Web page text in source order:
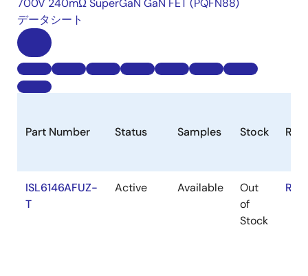
700V 240mΩ SuperGaN GaN FET (PQFN88)
データシート
Part Number Status Samples Stock
ISL6146AFUZ-
T
Active Available
Out
of
Stock